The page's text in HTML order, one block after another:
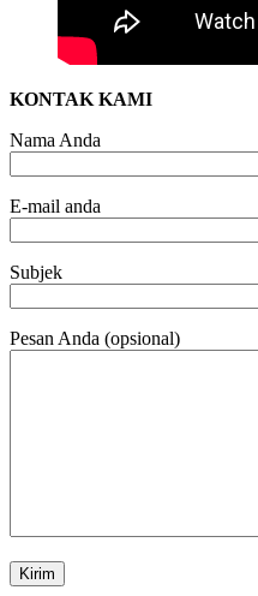
KONTAK KAMI
Nama Anda
E-mail anda
Subjek
Pesan Anda (opsional)